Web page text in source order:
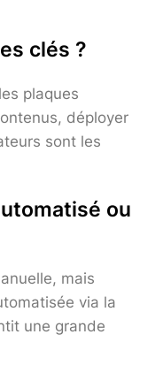
clés ?
plaques
déployer
sont les
ou
mais
via la
une grande